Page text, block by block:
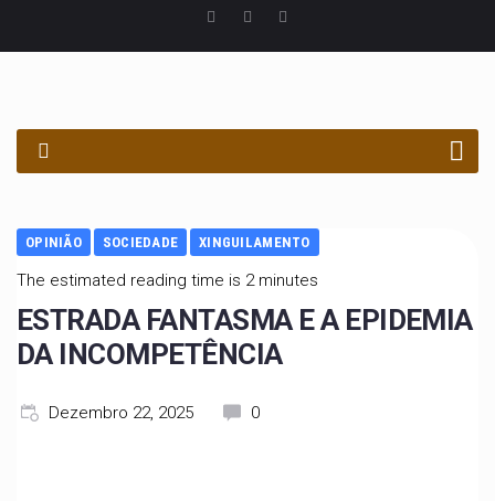
OPINIÃO SOCIEDADE XINGUILAMENTO
The estimated reading time is 2 minutes
ESTRADA FANTASMA E A EPIDEMIA
DA INCOMPETÊNCIA
Dezembro 22, 2025 0